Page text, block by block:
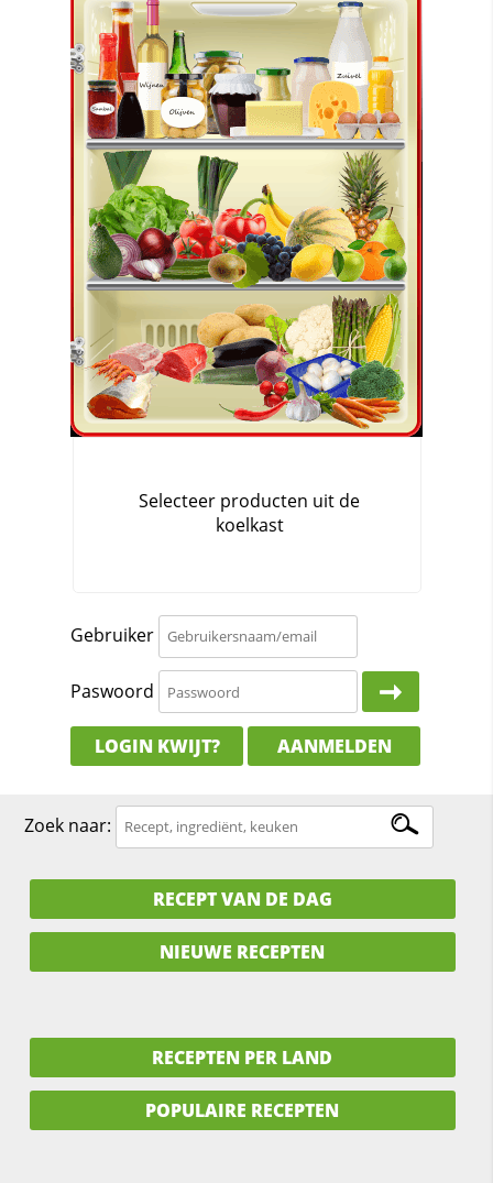
Gebruiker
Paswoord
LOGIN KWIJT? AANMELDEN
Zoek naar:
RECEPT VAN DE DAG
NIEUWE RECEPTEN
RECEPTEN PER LAND
POPULAIRE RECEPTEN